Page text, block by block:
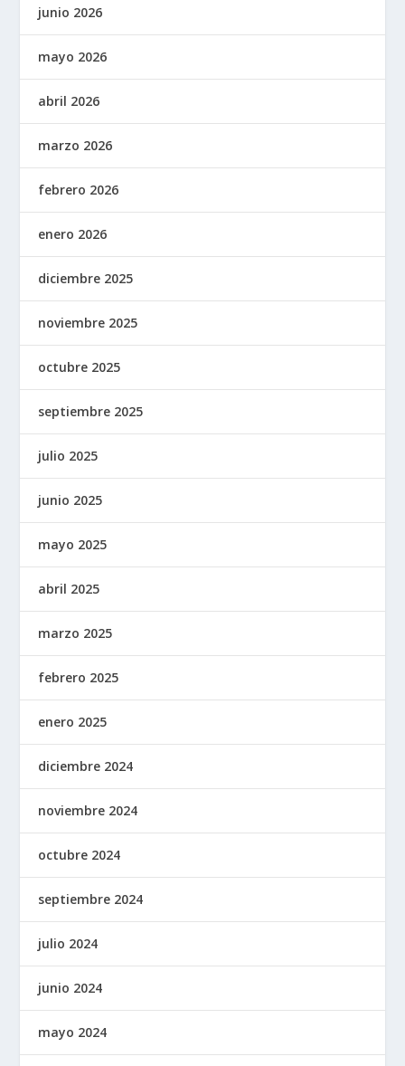
junio 2026
mayo 2026
abril 2026
marzo 2026
febrero 2026
enero 2026
diciembre 2025
noviembre 2025
octubre 2025
septiembre 2025
julio 2025
junio 2025
mayo 2025
abril 2025
marzo 2025
febrero 2025
enero 2025
diciembre 2024
noviembre 2024
octubre 2024
septiembre 2024
julio 2024
junio 2024
mayo 2024